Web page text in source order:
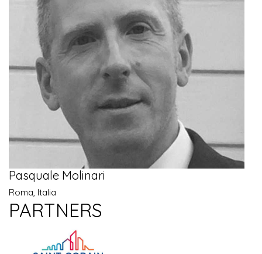
Pasquale Molinari
Roma, Italia
PARTNERS